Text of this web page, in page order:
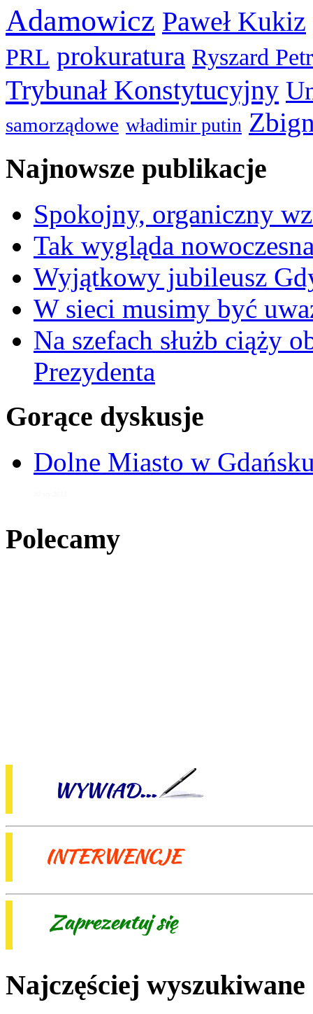
Adamowicz Paweł Kukiz
PRL prokuratura Ryszard
Trybunał Konstytucyjny
samorządowe władimir putin
Najnowsze publikacje
Spokojny, organiczny
Tak wygląda
Wyjątkowy jubileusz
W sieci musimy być
Na szefach służb ciąży
Prezydenta
Gorące dyskusje
Dolne Miasto w
Polecamy
Najczęściej wyszukiwane